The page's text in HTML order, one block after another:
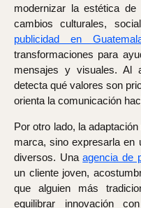
modernizar la estética
cambios culturales,
publicidad en
transformaciones para
mensajes y visuales. Al
detecta qué valores son
orienta la comunicación
Por otro lado, la
marca, sino expresarla en
diversos. Unaagencia de
un cliente joven,
que alguien más
equilibrar innovación